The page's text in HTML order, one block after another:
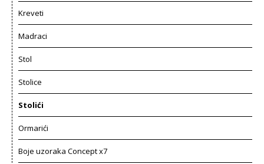
Kreveti
Madraci
Stol
Stolice
Stolići
Ormarići
Boje uzoraka Concept x7